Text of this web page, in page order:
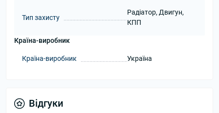
Тип захисту
Радіатор, Двигун,
КПП
Країна-виробник
Країна-виробник Україна
Відгуки